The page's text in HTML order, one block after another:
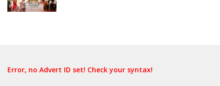
Error, no Advert ID set! Check your syntax!